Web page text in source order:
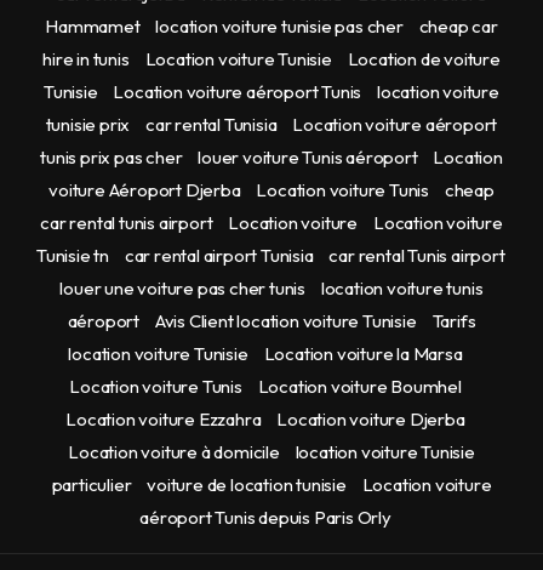
Hammamet
location voiture tunisie pas cher
cheap car
hire in tunis
Location voiture Tunisie
Location de voiture
Tunisie
Location voiture aéroport Tunis
location voiture
tunisie prix
car rental Tunisia
Location voiture aéroport
tunis prix pas cher
louer voiture Tunis aéroport
Location
voiture Aéroport Djerba
Location voiture Tunis
cheap
car rental tunis airport
Location voiture
Location voiture
Tunisie tn
car rental airport Tunisia
car rental Tunis airport
louer une voiture pas cher tunis
location voiture tunis
aéroport
Avis Client location voiture Tunisie
Tarifs
location voiture Tunisie
Location voiture la Marsa
Location voiture Tunis
Location voiture Boumhel
Location voiture Ezzahra
Location voiture Djerba
Location voiture à domicile
location voiture Tunisie
particulier
voiture de location tunisie
Location voiture
aéroport Tunis depuis Paris Orly